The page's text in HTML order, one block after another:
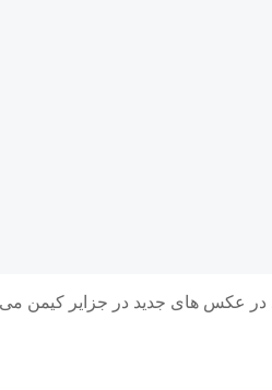
در عکس های جدید در جزایر کیمن